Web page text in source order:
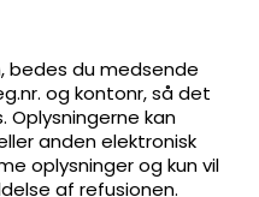
bedes du medsende
og kontonr, så det
kan
anden elektronisk
oplysninger og kun vil
af refusionen.